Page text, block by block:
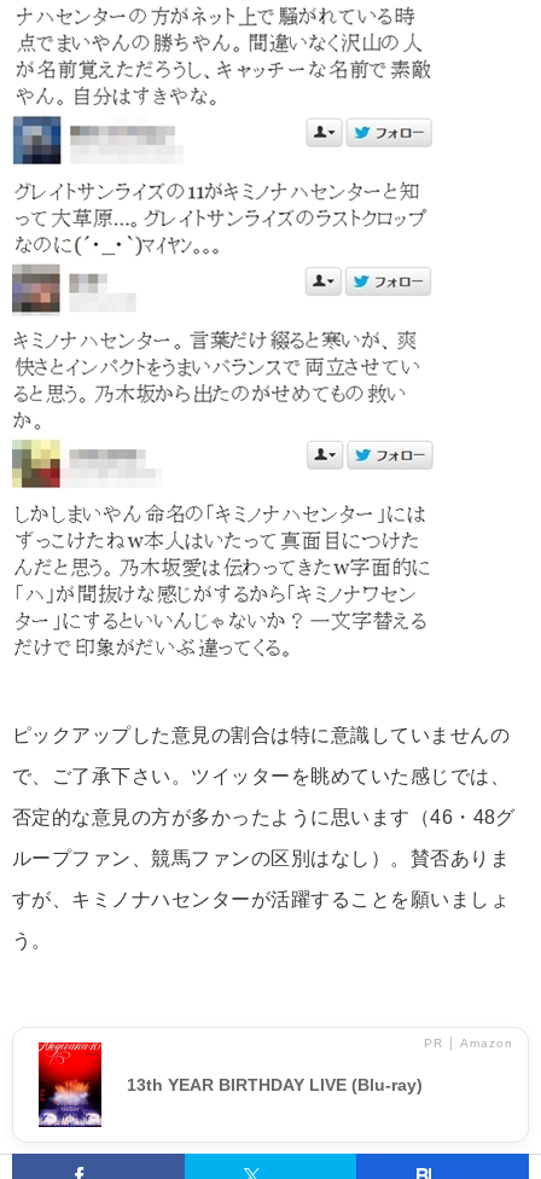
ピックアップした意見の割合は特に意識していませんの
で、ご了承下さい。ツイッターを眺めていた感じでは、
否定的な意見の方が多かったように思います（46・48グ
ループファン、競馬ファンの区別はなし）。賛否ありま
すが、キミノナハセンターが活躍することを願いましょ
う。
PR │ Amazon
13th YEAR BIRTHDAY LIVE (Blu-ray)